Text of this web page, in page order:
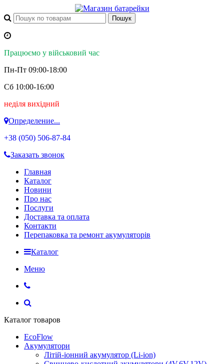
Працюємо у військовий час
Пн-Пт 09:00-18:00
Сб 10:00-16:00
неділя вихідний
Определение...
+38 (050) 506-87-84
Заказать звонок
Главная
Каталог
Новини
Про нас
Послуги
Доставка та оплата
Контакти
Перепаковка та ремонт акумуляторів
Каталог
Меню
Каталог товаров
EcoFlow
Акумулятори
Літій-іонний акумулятор (Li-ion)